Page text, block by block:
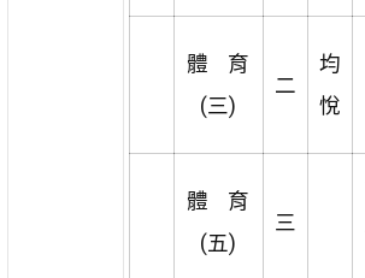
體 育
(三)
二
均
悅
體 育
(五)
三